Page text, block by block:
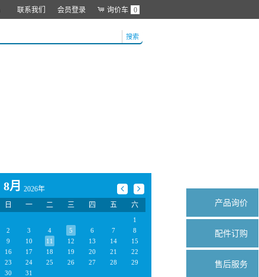
联系我们 会员登录 询价车 0
搜索
8月
2026年
日
一 二 三 四 五 六
1
2
3 4 5 6 7
8
9
10 11 12 13 14
15
16
17 18 19 20 21
22
23
24 25 26 27 28
29
30
31
产品询价
配件订购
售后服务